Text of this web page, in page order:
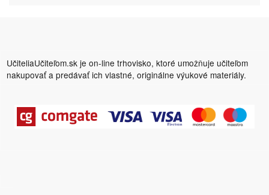
UčiteliaUčiteľom.sk je on-line trhovisko, ktoré umožňuje učiteľom
nakupovať a predávať ich vlastné, originálne výukové materiály.